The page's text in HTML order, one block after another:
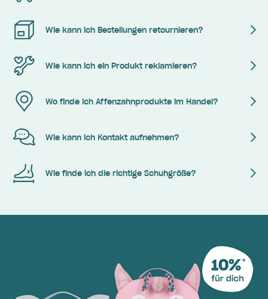
Wie kann ich Bestellungen retournieren?
Wie kann ich ein Produkt reklamieren?
Wo finde ich Affenzahnprodukte im Handel?
Wie kann ich Kontakt aufnehmen?
Wie finde ich die richtige Schuhgröße?